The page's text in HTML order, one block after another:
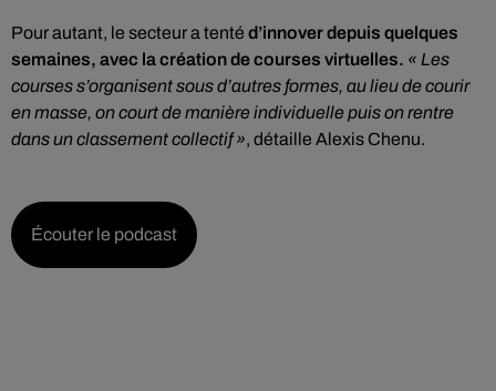
Pour autant, le secteur a tenté d’innover depuis quelques
semaines, avec la création de courses virtuelles. « Les
courses s’organisent sous d’autres formes, au lieu de courir
en masse, on court de manière individuelle puis on rentre
dans un classement collectif », détaille Alexis Chenu.
Écouter le podcast